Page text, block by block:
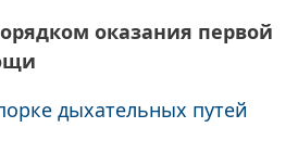
оказания первой
дыхательных путей